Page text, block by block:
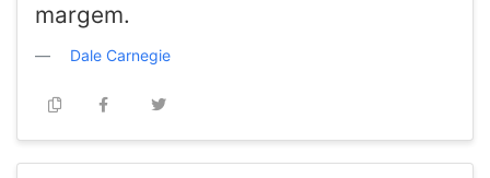
margem.
Dale Carnegie